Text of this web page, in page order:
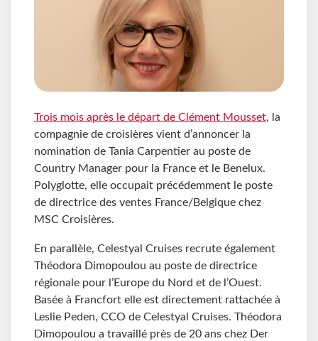
Trois mois après le départ de Clément Mousset, la
compagnie de croisières vient d’annoncer la
nomination de Tania Carpentier au poste de
Country Manager pour la France et le Benelux.
Polyglotte, elle occupait précédemment le poste
de directrice des ventes France/Belgique chez
MSC Croisières.
En parallèle, Celestyal Cruises recrute également
Théodora Dimopoulou au poste de directrice
régionale pour l’Europe du Nord et de l’Ouest.
Basée à Francfort elle est directement rattachée à
Leslie Peden, CCO de Celestyal Cruises. Théodora
Dimopoulou a travaillé près de 20 ans chez Der